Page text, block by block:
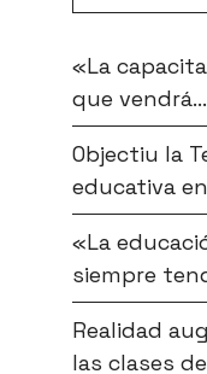
«La
que vendrá...
Objectiu la
educativa
«La
siempre
Realidad
las clases de